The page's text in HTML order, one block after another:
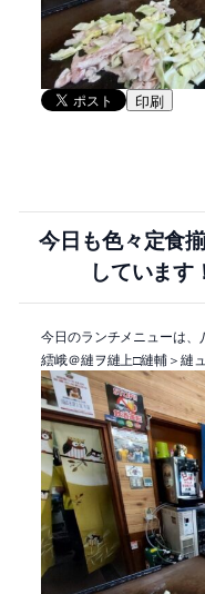
印刷
今日も色々定食
しています
今日のランチメニューは、
繧峨＠縺ヲ縺上□縺輔＞縺